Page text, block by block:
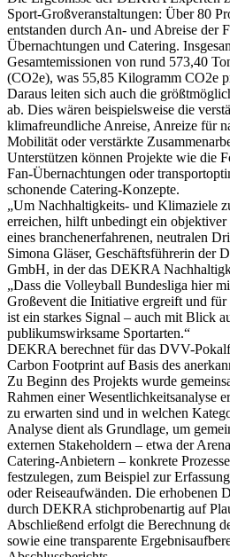
Sport-Großveranstaltungen: Über 80
entstanden durch An- und Abreise der
Übernachtungen und Catering.
Gesamtemissionen von rund 573,40
(CO2e), was 55,85 Kilogramm CO2e
Daraus leiten sich auch die
ab. Dies wären beispielsweise die
klimafreundliche Anreise, Anreize für
Mobilität oder verstärkte
Unterstützen können Projekte wie die
Fan-Übernachtungen oder
schonende Catering-Konzepte.
„Um Nachhaltigkeits- und Klimaziele
erreichen, hilft unbedingt ein
eines branchenerfahrenen, neutralen
Simona Gläser, Geschäftsführerin der
GmbH, in der das DEKRA
„Dass die Volleyball Bundesliga hier
Großevent die Initiative ergreift und
ist ein starkes Signal – auch mit Blick
publikumswirksame Sportarten.“
DEKRA berechnet für das DVV-
Carbon Footprint auf Basis des
Zu Beginn des Projekts wurde
Rahmen einer Wesentlichkeitsanalyse
zu erwarten sind und in welchen
Analyse dient als Grundlage, um
externen Stakeholdern – etwa der
Catering-Anbietern – konkrete
festzulegen, zum Beispiel zur
oder Reiseaufwänden. Die erhobenen
durch DEKRA stichprobenartig auf
Abschließend erfolgt die Berechnung
sowie eine transparente